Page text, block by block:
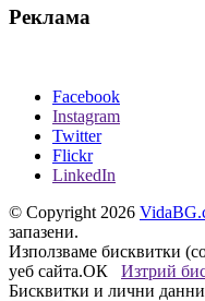
Реклама
Facebook
Instagram
Twitter
Flickr
LinkedIn
© Copyright 2026
запазени.
Използваме бисквитки
уеб сайта.ОК
Изтрий
Бисквитки и лични данни